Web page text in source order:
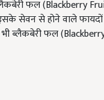
फल (Blackberry
सेवन से होने वाले
ब्लैकबेरी फल